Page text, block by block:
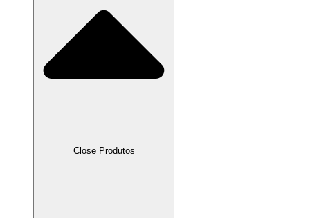
Close Produtos